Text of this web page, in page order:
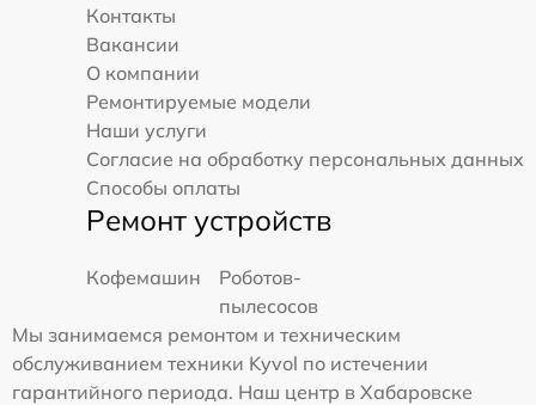
Контакты
Вакансии
О компании
Ремонтируемые модели
Наши услуги
Согласие на обработку персональных данных
Способы оплаты
Ремонт устройств
Кофемашин
Роботов-
пылесосов
Мы занимаемся ремонтом и техническим
обслуживанием техники Kyvol по истечении
гарантийного периода. Наш центр в Хабаровске